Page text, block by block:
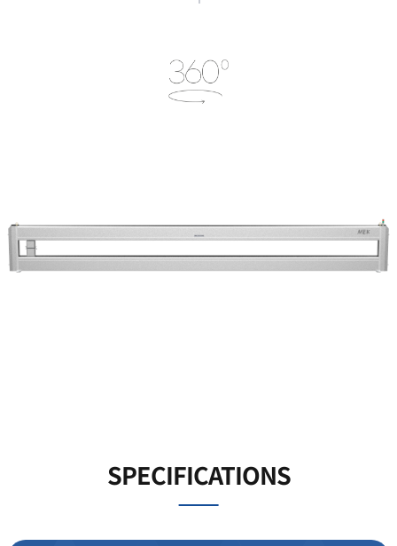
SPECIFICATIONS